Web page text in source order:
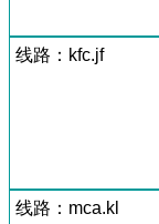
线路：kfc.jf
线路：mca.kl